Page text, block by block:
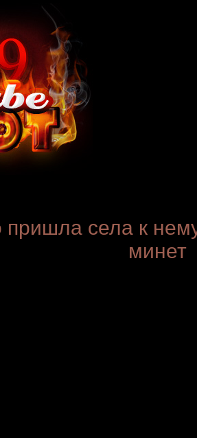
пришла села к
минет